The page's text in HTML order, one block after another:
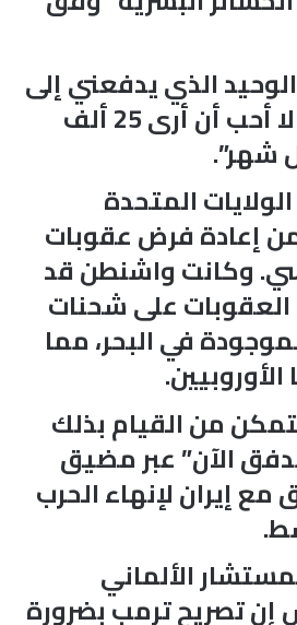
الذي يدفعني إلى
التدخل هو أنني لا أحب أن أرى 25 ألف
شهر”.
المتحدة
إعادة فرض عقوبات
وكانت واشنطن قد
على شحنات
في البحر، مما
من القيام بذلك
الآن” عبر مضيق
مع إيران لإنهاء الحرب
الألماني
تصريح ترمب بضرورة